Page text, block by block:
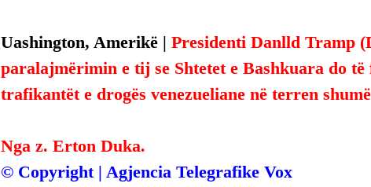
Uashington, Amerikë | Presidenti Danlld Tramp
paralajmërimin e tij se Shtetet e Bashkuara do
trafikantët e drogës venezueliane në terren
Nga z. Erton Duka.
© Copyright | Agjencia Telegrafike Vox